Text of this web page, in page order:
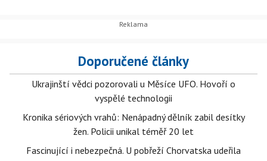
Doporučené články
Ukrajinští vědci pozorovali u Měsíce UFO. Hovoří o
vyspělé technologii
Kronika sériových vrahů: Nenápadný dělník zabil desítky
žen. Policii unikal téměř 20 let
Fascinující i nebezpečná. U pobřeží Chorvatska udeřila